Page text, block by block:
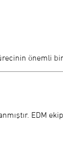
önemli bir
EDM